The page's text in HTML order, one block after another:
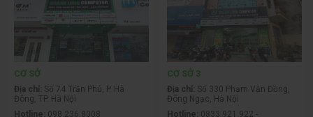
CƠ SỞ
Địa chỉ: Số 74 Trần Phú, P. Hà
Đông, TP. Hà Nội
Hotline: 098.236.8008
CƠ SỞ 3
Địa chỉ: Số 330 Phạm Văn Đồng,
Đông Ngạc, Hà Nội
Hotline: 0833.921.922 -